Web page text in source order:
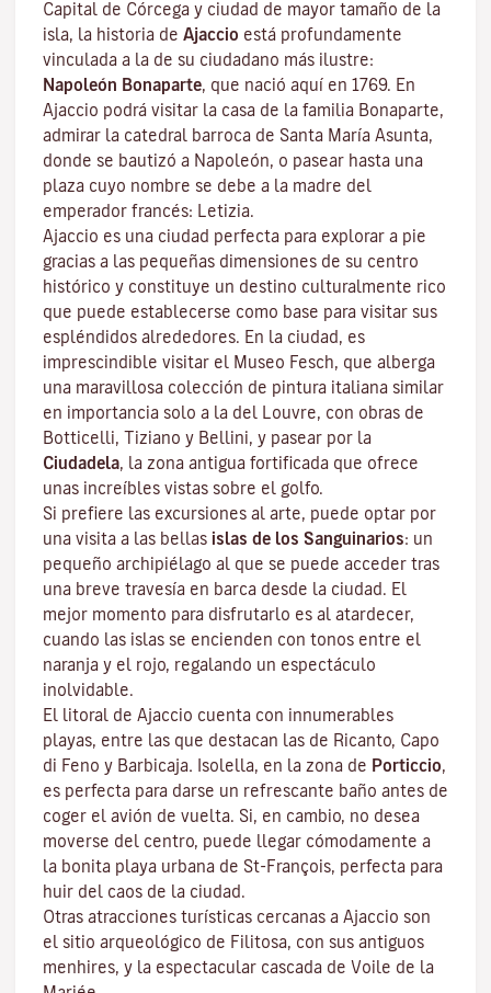
Capital de Córcega y ciudad de mayor tamaño de la
isla, la historia de Ajaccio está profundamente
vinculada a la de su ciudadano más ilustre:
Napoleón Bonaparte, que nació aquí en 1769. En
Ajaccio podrá visitar la casa de la familia Bonaparte,
admirar la catedral barroca de Santa María Asunta,
donde se bautizó a Napoleón, o pasear hasta una
plaza cuyo nombre se debe a la madre del
emperador francés: Letizia.
Ajaccio es una ciudad perfecta para explorar a pie
gracias a las pequeñas dimensiones de su centro
histórico y constituye un destino culturalmente rico
que puede establecerse como base para visitar sus
espléndidos alrededores. En la ciudad, es
imprescindible visitar el Museo Fesch, que alberga
una maravillosa colección de pintura italiana similar
en importancia solo a la del Louvre, con obras de
Botticelli, Tiziano y Bellini, y pasear por la
Ciudadela, la zona antigua fortificada que ofrece
unas increíbles vistas sobre el golfo.
Si prefiere las excursiones al arte, puede optar por
una visita a las bellas islas de los Sanguinarios: un
pequeño archipiélago al que se puede acceder tras
una breve travesía en barca desde la ciudad. El
mejor momento para disfrutarlo es al atardecer,
cuando las islas se encienden con tonos entre el
naranja y el rojo, regalando un espectáculo
inolvidable.
El litoral de Ajaccio cuenta con innumerables
playas, entre las que destacan las de Ricanto, Capo
di Feno y Barbicaja. Isolella, en la zona de Porticcio,
es perfecta para darse un refrescante baño antes de
coger el avión de vuelta. Si, en cambio, no desea
moverse del centro, puede llegar cómodamente a
la bonita playa urbana de St-François, perfecta para
huir del caos de la ciudad.
Otras atracciones turísticas cercanas a Ajaccio son
el sitio arqueológico de Filitosa, con sus antiguos
menhires, y la espectacular cascada de Voile de la